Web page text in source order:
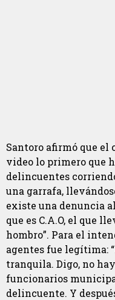
Santoro afirmó que el
video lo primero que
delincuentes
una garrafa,
existe una denuncia
que es C.A.O, el que
hombro”. Para el
agentes fue legítima:
tranquila. Digo, no
funcionarios
delincuente. Y